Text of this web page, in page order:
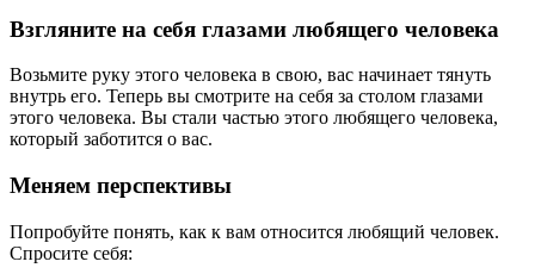
Взгляните на себя глазами любящего человека
Возьмите руку этого человека в свою, вас начинает тянуть
внутрь его. Теперь вы смотрите на себя за столом глазами
этого человека. Вы стали частью этого любящего человека,
который заботится о вас.
Меняем перспективы
Попробуйте понять, как к вам относится любящий человек.
Спросите себя: